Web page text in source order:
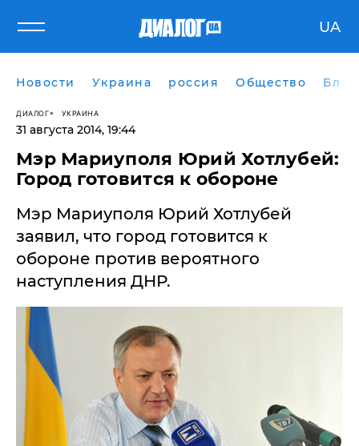
UA
Новости Украина россия Общество
ДИАЛОГ УКРАИНА
31 августа 2014, 19:44
Мэр Мариуполя Юрий Хотлубей:
Город готовится к обороне
Мэр Мариуполя Юрий Хотлубей
заявил, что город готовится к
обороне против вероятного
наступления ДНР.